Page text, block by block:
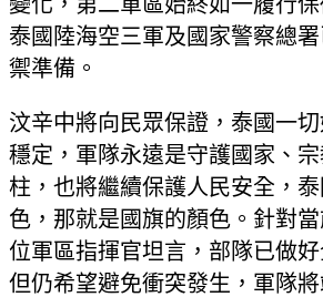
泰國陸海空三軍及國家警察總
禦準備。
汶辛中將向民眾保證，泰國一
穩定，軍隊永遠是守護國家、
柱，也將繼續保護人民安全，
色，那就是國旗的顏色。針對
位軍區指揮官坦言，部隊已做好
但仍希望避免衝突發生，軍隊將